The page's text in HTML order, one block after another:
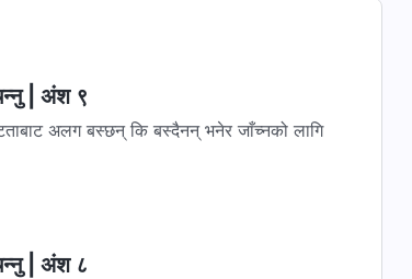
| अंश ९
अलग बस्छन् कि बस्दैनन् भनेर जाँच्नको लागि
| अंश ८